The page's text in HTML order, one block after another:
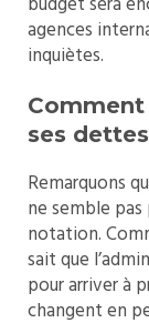
agences
inquiètes.
ses
Remarquons
ne semble
notation.
sait que
pour arriver à
changent en